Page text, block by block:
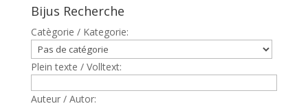
Bijus Recherche
Catègorie / Kategorie:
Plein texte / Volltext:
Auteur / Autor: